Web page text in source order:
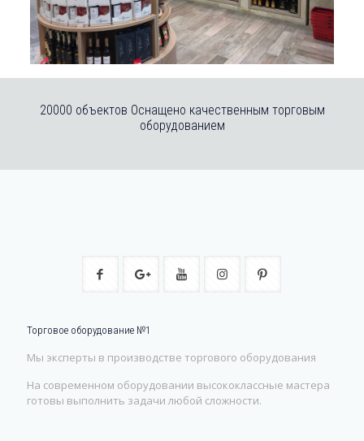
20000 объектов Оснащено качественным торговым
оборудованием
Торговое оборудование №1
Мы эксперты в производстве торгового оборудования
На современном оборудовании высококлассные мастера
готовы выполнить задачи любой сложности.